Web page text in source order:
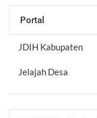
Portal
JDIH Kabupaten
Jelajah Desa